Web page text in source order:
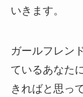
いきます。
ガールフレン
ているあなた
きればと思っ